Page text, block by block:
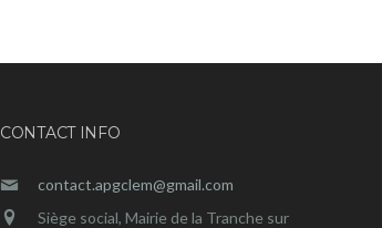
CONTACT INFO
contact.apgclem@gmail.com
Siège social, Mairie de la Tranche sur